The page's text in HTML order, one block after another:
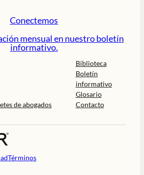
Conectemos
mensual en nuestro boletín
informativo.
de abogados
Biblioteca
Boletín
informativo
Glosario
Contacto
Términos